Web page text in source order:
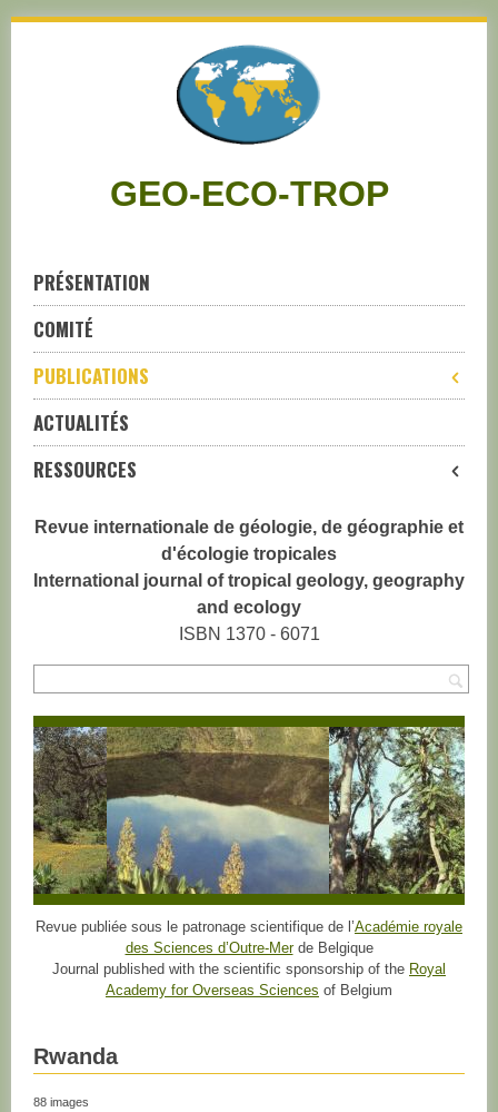
GEO-ECO-TROP
PRÉSENTATION
COMITÉ
PUBLICATIONS
ACTUALITÉS
RESSOURCES
Revue internationale de géologie, de géographie et
d'écologie tropicales
International journal of tropical geology, geography
and ecology
ISBN 1370 - 6071
Revue publiée sous le patronage scientifique de l’Académie royale
des Sciences d’Outre-Merde Belgique
Journal published with the scientific sponsorship of the Royal
Academy for Overseas Sciences of Belgium
Rwanda
88 images